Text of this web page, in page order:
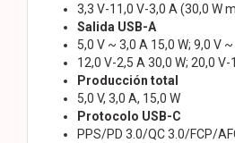
3,3 V-11,0 V-3,0 A (30,0 W
Salida USB-A
5,0 V ~ 3,0 A 15,0 W; 9,0 V
12,0 V-2,5 A 30,0 W; 20,0
Producción total
5,0 V, 3,0 A, 15,0 W
Protocolo USB-C
PPS/PD 3.0/QC 3.0/FCP/